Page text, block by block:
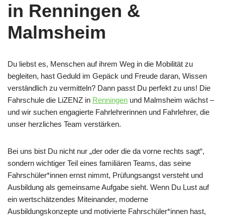
in Renningen &
Malmsheim
Du liebst es, Menschen auf ihrem Weg in die Mobilität zu
begleiten, hast Geduld im Gepäck und Freude daran, Wissen
verständlich zu vermitteln? Dann passt Du perfekt zu uns! Die
Fahrschule die LiZENZ in Renningen und Malmsheim wächst –
und wir suchen engagierte Fahrlehrerinnen und Fahrlehrer, die
unser herzliches Team verstärken.
Bei uns bist Du nicht nur „der oder die da vorne rechts sagt“,
sondern wichtiger Teil eines familiären Teams, das seine
Fahrschüler*innen ernst nimmt, Prüfungsangst versteht und
Ausbildung als gemeinsame Aufgabe sieht. Wenn Du Lust auf
ein wertschätzendes Miteinander, moderne
Ausbildungskonzepte und motivierte Fahrschüler*innen hast,